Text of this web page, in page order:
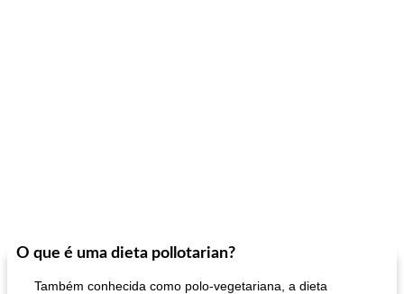
O que é uma dieta pollotarian?
Também conhecida como polo-vegetariana, a dieta